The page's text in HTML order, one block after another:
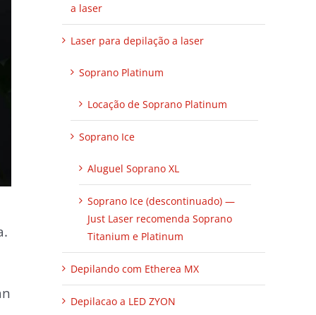
a laser
Laser para depilação a laser
Soprano Platinum
Locação de Soprano Platinum
Soprano Ice
Aluguel Soprano XL
Soprano Ice (descontinuado) —
Just Laser recomenda Soprano
Titanium e Platinum
Depilando com Etherea MX
Depilacao a LED ZYON